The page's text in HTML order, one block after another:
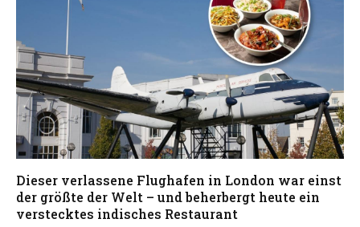
Dieser verlassene Flughafen in London war einst
der größte der Welt – und beherbergt heute ein
verstecktes indisches Restaurant